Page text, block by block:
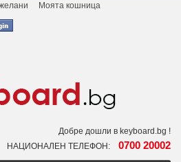
Моята кошница
Добре дошли в keyboard.bg !
НАЦИОНАЛЕН ТЕЛЕФОН: 0700 20002